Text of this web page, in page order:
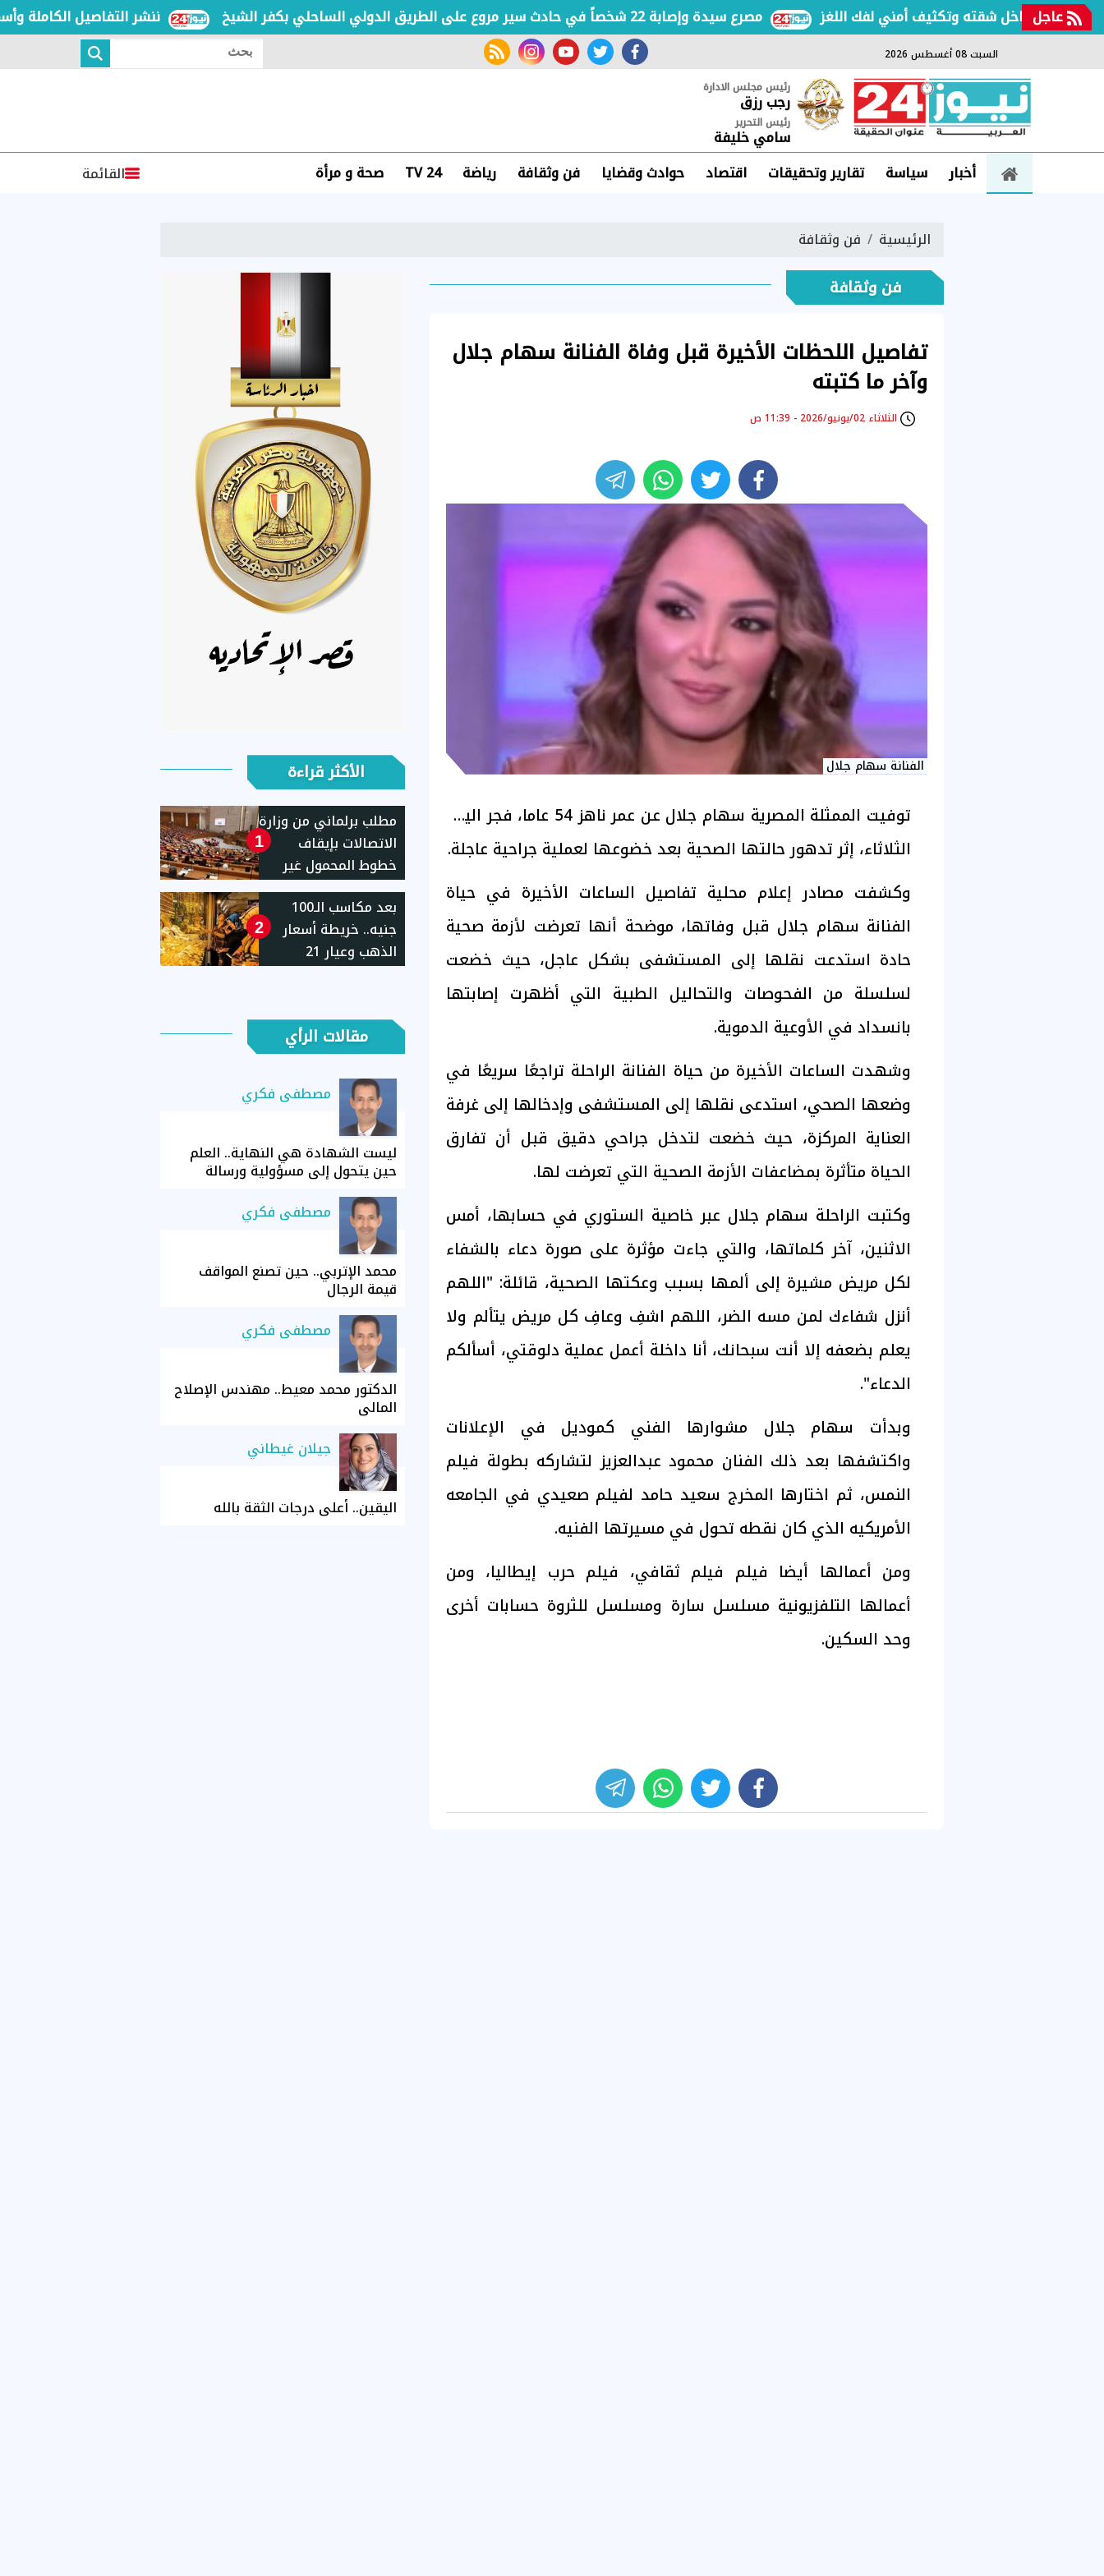
عاجل ننشر التفاصيل الكاملة مصرع سيدة وإصابة 22 شخصاً في حادث سير مروع على الطريق الدولي الساحلي بكفر الشيخ داخل شقته وتكثيف أمني لفك اللغز
السبت 08 أغسطس 2026 facebook
twitter
youtube
instagram
rss feed
بحث
رئيس مجلس الادارة
رجب رزق
رئيس التحرير
سامي خليفة
أخبار
سياسة تقارير وتحقيقات اقتصاد حوادث وقضايا فن وثقافة رياضة TV 24 صحة و مرأة القائمة
الرئيسية فن وثقافة
فن وثقافة
تفاصيل اللحظات الأخيرة قبل وفاة الفنانة سهام جلال
وآخر ما كتبته
الثلاثاء 02/يونيو/2026 - 11:39 ص
الفنانة سهام جلال
توفيت الممثلة المصرية سهام جلال عن عمر ناهز 54 عاما، فجر اليوم
الثلاثاء، إثر تدهور حالتها الصحية بعد خضوعها لعملية جراحية عاجلة.
وكشفت مصادر إعلام محلية تفاصيل الساعات الأخيرة في حياة
الفنانة سهام جلال قبل وفاتها، موضحة أنها تعرضت لأزمة صحية
حادة استدعت نقلها إلى المستشفى بشكل عاجل، حيث خضعت
لسلسلة من الفحوصات والتحاليل الطبية التي أظهرت إصابتها
بانسداد في الأوعية الدموية.
وشهدت الساعات الأخيرة من حياة الفنانة الراحلة تراجعًا سريعًا في
وضعها الصحي، استدعى نقلها إلى المستشفى وإدخالها إلى غرفة
العناية المركزة، حيث خضعت لتدخل جراحي دقيق قبل أن تفارق
الحياة متأثرة بمضاعفات الأزمة الصحية التي تعرضت لها.
وكتبت الراحلة سهام جلال عبر خاصية الستوري في حسابها، أمس
الاثنين، آخر كلماتها، والتي جاءت مؤثرة على صورة دعاء بالشفاء
لكل مريض مشيرة إلى ألمها بسبب وعكتها الصحية، قائلة: "اللهم
أنزل شفاءك لمن مسه الضر، اللهم اشفِ وعافِ كل مريض يتألم ولا
يعلم بضعفه إلا أنت سبحانك، أنا داخلة أعمل عملية دلوقتي، أسألكم
الدعاء".
وبدأت سهام جلال مشوارها الفني كموديل في الإعلانات
واكتشفها بعد ذلك الفنان محمود عبدالعزيز لتشاركه بطولة فيلم
النمس، ثم اختارها المخرج سعيد حامد لفيلم صعيدي في الجامعه
الأمريكيه الذي كان نقطه تحول في مسيرتها الفنيه.
ومن أعمالها أيضا فيلم فيلم ثقافي، فيلم حرب إيطاليا، ومن
أعمالها التلفزيونية مسلسل سارة ومسلسل للثروة حسابات أخرى
وحد السكين.
الأكثر قراءة
1
مطلب برلماني من وزارة
الاتصالات بإيقاف
خطوط المحمول غير
المحدثة
2
بعد مكاسب الـ100
جنيه.. خريطة أسعار
الذهب وعيار 21
بالعطلة الأسبوعية
مقالات الرأي
مصطفى فكري
ليست الشهادة هي النهاية.. العلم
حين يتحول إلى مسؤولية ورسالة
مصطفى فكري
محمد الإتربي.. حين تصنع المواقف
قيمة الرجال
مصطفى فكري
الدكتور محمد معيط.. مهندس الإصلاح
المالي
جيلان غيطاني
اليقين.. أعلى درجات الثقة بالله